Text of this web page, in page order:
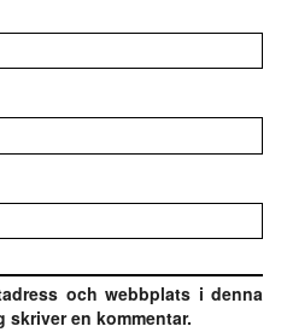
och webbplats i denna
en kommentar.